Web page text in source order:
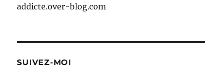
addicte.over-blog.com
SUIVEZ-MOI